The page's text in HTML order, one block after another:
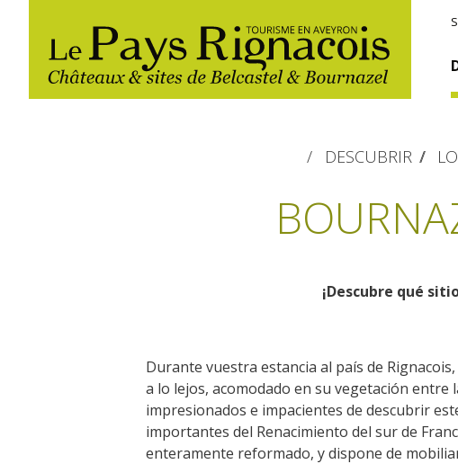
Bournazel: pueblo y castillo
El
"Al
La
Vistas
Actividades
náuticas, baño
La
Las ferias y
DESCUBRIR
¡Descubre qué
Durante vuestra estancia al país de
a lo lejos, acomodado en su vegetación
impresionados e impacientes de descubrir
importantes del Renacimiento del sur de
enteramente reformado, y dispone de